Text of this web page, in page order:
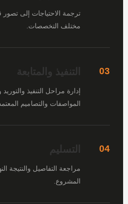
ترجمة الاحتياجات إلى تصور
مختلف التخصصات.
03 التنفيذ والمتابعة
إدارة مراحل التنفيذ
المواصفات والتصاميم
04 التسليم
مراجعة التفاصيل والنتيجة
المشروع.